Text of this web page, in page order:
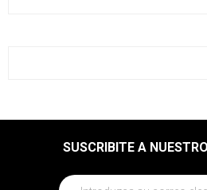
SUSCRIBITE A